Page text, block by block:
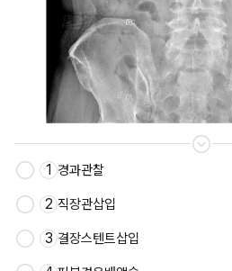
1 경과관찰
2 직장관삽입
3 결장스텐트삽입